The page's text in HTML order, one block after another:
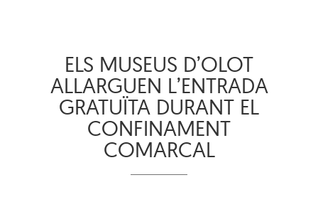
ELS MUSEUS D’OLOT
ALLARGUEN L’ENTRADA
GRATUÏTA DURANT EL
CONFINAMENT
COMARCAL